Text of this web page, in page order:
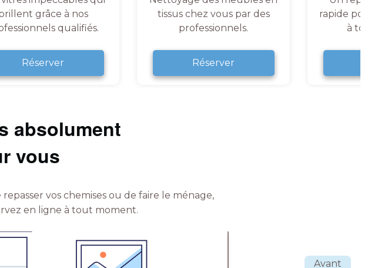
grâce à nos
qualifiés.
Réserver
tissus chez vous par des
professionnels.
Réserver
rapide pour
à tout
absolument
vous
vos chemises ou de faire le ménage,
en ligne à tout moment.